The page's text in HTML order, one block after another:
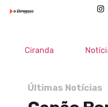
Ciranda
Últimas Notícias